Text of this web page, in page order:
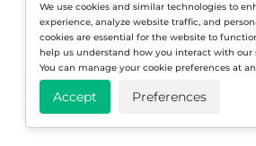
Teste de aplicação de página única
Teste de carga SOAP
We use cookies and similar technologies to
experience, analyze website traffic, and
cookies are essential for the website to
help us understand how you interact with
You can manage your cookie preferences at
Accept Preferences